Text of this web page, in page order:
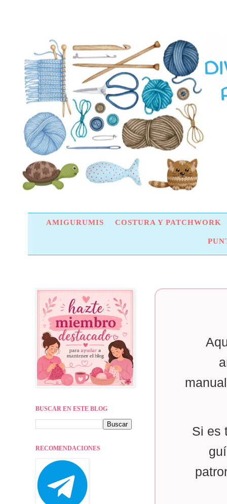
AMIGURUMIS COSTURA Y PATCHWORK
Si es
BUSCAR EN ESTE BLOG
RECOMENDACIONES